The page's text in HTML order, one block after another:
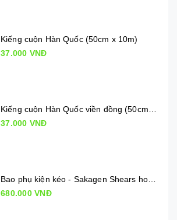
Kiếng cuộn Hàn Quốc (50cm x 10m)
37.000 VNĐ
37.000 VNĐ
680.000 VNĐ